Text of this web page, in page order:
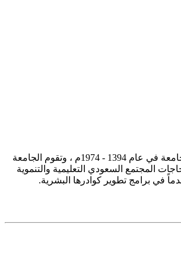
تأسست جامعة الإمام محمد بن سعود الإسلامية ممثلة في كلية الشريعة في سنة 1373هـ 1953م، وتطورت منذ ذلك الحين بصورة جذرية حتى أصبحت جامعة في عام 1394 - 1974م ، وتقوم الجامعة
المجتمع السعودي التعليمية والتنموية
في برامج تطوير كوادرها البشرية.